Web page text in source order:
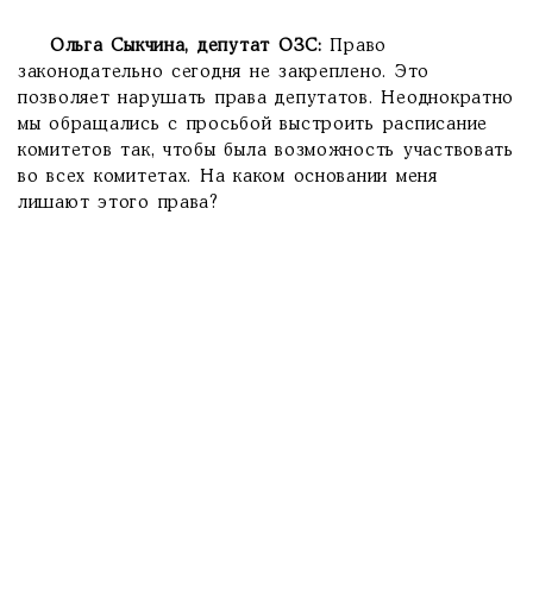
Ольга Сыкчина, депутат ОЗС:Право
законодательно сегодня не закреплено. Это
позволяет нарушать права депутатов. Неоднократно
мы обращались с просьбой выстроить расписание
комитетов так, чтобы была возможность участвовать
во всех комитетах. На каком основании меня
лишают этого права?